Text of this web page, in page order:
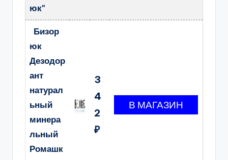
юк"
Бизор
юк
Дезодор
ант
натурал
ьный
минера
льный
Ромашк
3
4
2
₽